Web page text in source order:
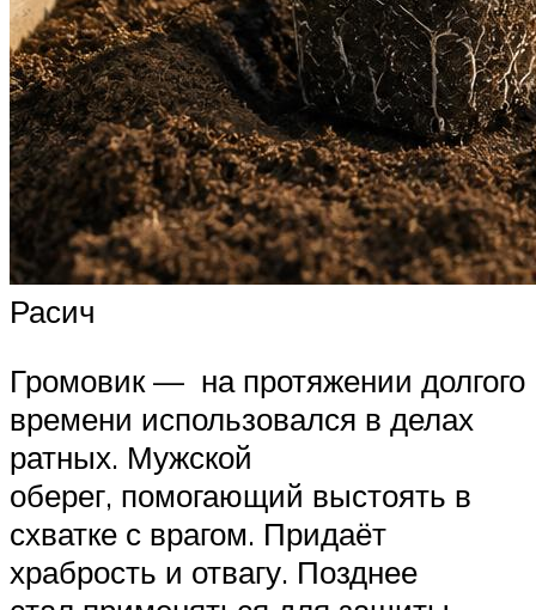
Расич
Громовик — на протяжении долгого
времени использовался в делах
ратных. Мужской
оберег, помогающий выстоять в
схватке с врагом. Придаёт
храбрость и отвагу. Позднее